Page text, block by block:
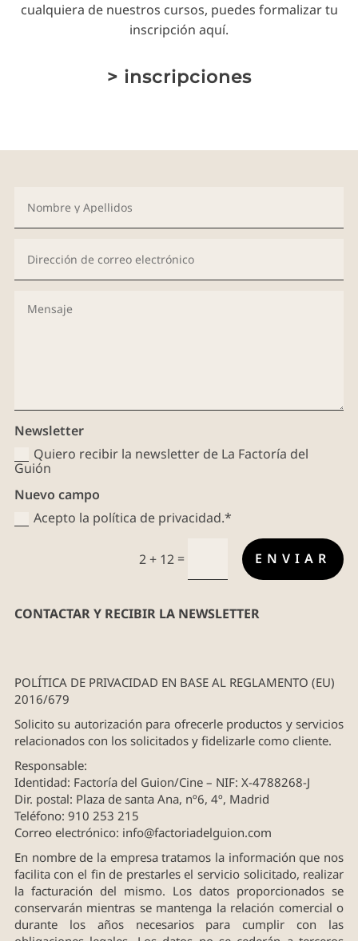
cualquiera de nuestros cursos, puedes formalizar tu
inscripción aquí.
> inscripciones
Newsletter
Quiero recibir la newsletter de La Factoría del
Guión
Nuevo campo
Acepto la política de privacidad.*
2 + 12 = ENVIAR
CONTACTAR Y RECIBIR LA NEWSLETTER
POLÍTICA DE PRIVACIDAD EN BASE AL REGLAMENTO (EU)
2016/679
Solicito su autorización para ofrecerle productos y servicios
relacionados con los solicitados y fidelizarle como cliente.
Responsable:
Identidad: Factoría del Guion/Cine – NIF: X-4788268-J
Dir. postal: Plaza de santa Ana, nº6, 4º, Madrid
Teléfono: 910 253 215
Correo electrónico: info@factoriadelguion.com
En nombre de la empresa tratamos la información que nos
facilita con el fin de prestarles el servicio solicitado, realizar
la facturación del mismo. Los datos proporcionados se
conservarán mientras se mantenga la relación comercial o
durante los años necesarios para cumplir con las